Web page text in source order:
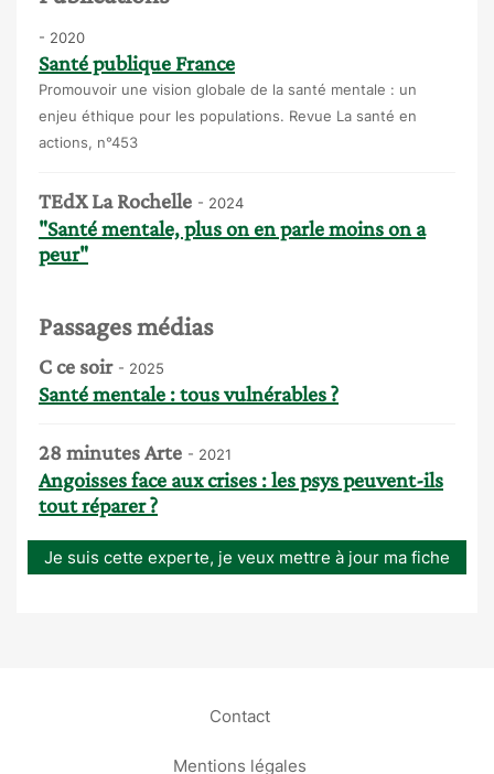
- 2020
Santé publique France
Promouvoir une vision globale de la santé mentale : un
enjeu éthique pour les populations. Revue La santé en
actions, n°453
TEdX La Rochelle - 2024
"Santé mentale, plus on en parle moins on a
peur"
Passages médias
C ce soir - 2025
Santé mentale : tous vulnérables ?
28 minutes Arte - 2021
Angoisses face aux crises : les psys peuvent-ils
tout réparer ?
Je suis cette experte, je veux mettre à jour ma fiche
Contact
Mentions légales